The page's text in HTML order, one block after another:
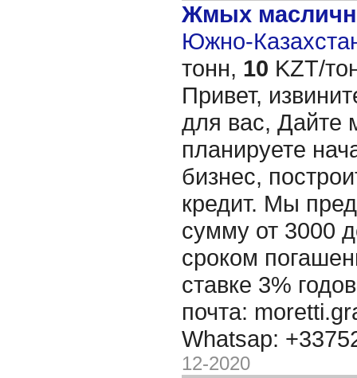
Жмых
Южно-
тонн, 10 KZT/
Привет,
для вас, Дайте
планируете
бизнес,
кредит. Мы
сумму от 3000
сроком
ставке 3%
почта:
Whatsap:
12-2020